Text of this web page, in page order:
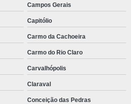
Campos Gerais
Capitólio
Carmo da Cachoeira
Carmo do Rio Claro
Carvalhópolis
Claraval
Conceição das Pedras